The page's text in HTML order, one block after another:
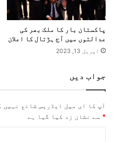
پاکستان بار کا ملک بھر کی
عدالتوں میں آج ہڑتال کا اعلان
اپریل 13, 2023
جواب دیں
آپ کا ای میل ایڈریس شائع نہیں
* سے نشان زد کیا گیا ہے